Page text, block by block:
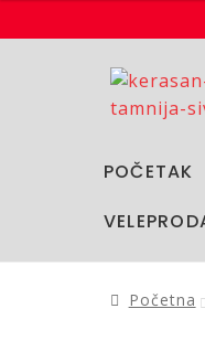
Preskoči
na
Skoči
na
POČETAK
Početna